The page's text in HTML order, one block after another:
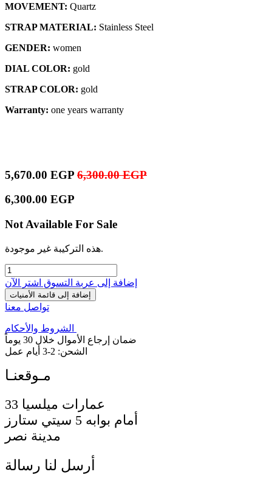
MOVEMENT: Quartz
STRAP MATERIAL: Stainless Steel
GENDER: women
DIAL COLOR: gold
STRAP COLOR: gold
Warranty: one years warranty
5,670.00 EGP 6,300.00EGP
6,300.00 EGP
Not Available For Sale
هذه التركيبة غير موجودة.
إضافة إلى عربة التسوق اشترِ الآن
إضافة إلى قائمة الأمنيات
تواصل معنا
الشروط والأحكام
ضمان إرجاع الأموال خلال 30 يوماً
الشحن: 2-3 أيام عمل
أمام بوابه 5 سيتي ستارز
مدينة نصر
أرسل لنا رسالة